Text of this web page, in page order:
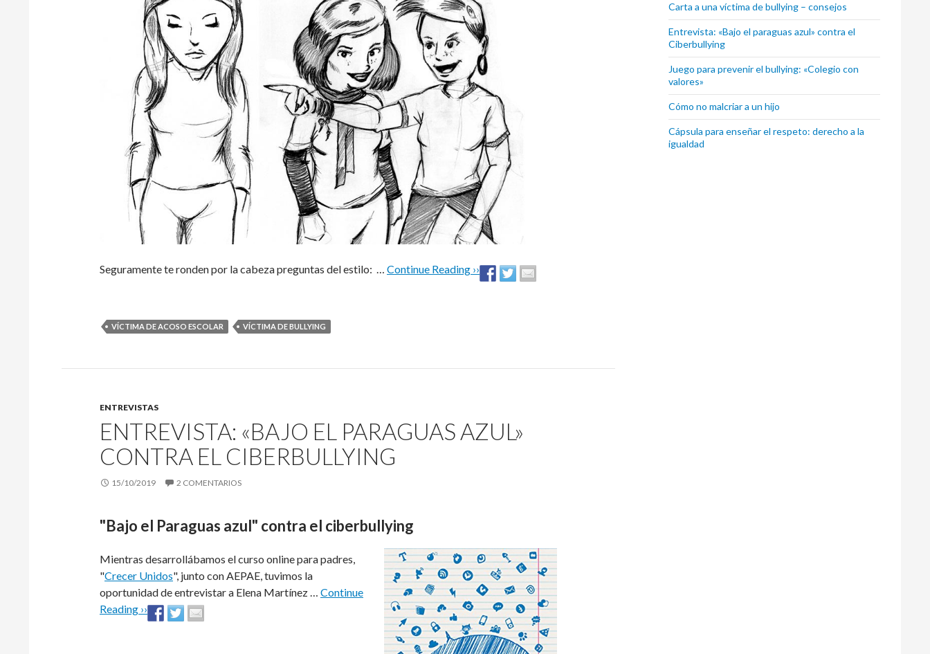
Seguramente te ronden por la cabeza preguntas del estilo: … Continue Reading ››
VÍCTIMA DE ACOSO ESCOLAR VÍCTIMA DE BULLYING
ENTREVISTAS
ENTREVISTA: «BAJO EL PARAGUAS AZUL»
CONTRA EL CIBERBULLYING
15/10/2019 2 COMENTARIOS
"Bajo el Paraguas azul" contra el ciberbullying
Mientras desarrollábamos el curso online para padres,
"Crecer Unidos", junto con AEPAE, tuvimos la
oportunidad de entrevistar a Elena Martínez … Continue
Reading ››
Carta a una víctima de bullying – consejos
Entrevista: «Bajo el paraguas azul» contra el
Ciberbullying
Juego para prevenir el bullying: «Colegio con
valores»
Cómo no malcriar a un hijo
Cápsula para enseñar el respeto: derecho a la
igualdad